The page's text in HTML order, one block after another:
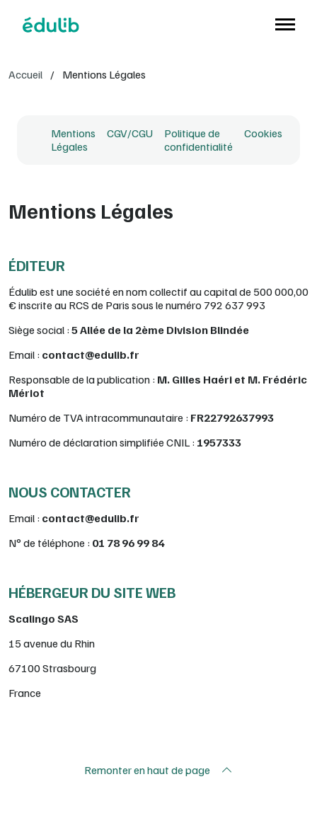
Accueil / Mentions Légales
Mentions
Légales
CGV/CGU
Politique de
confidentialité
Cookies
Mentions Légales
ÉDITEUR
Édulib est une société en nom collectif au capital de 500 000,00
€ inscrite au RCS de Paris sous le numéro 792 637 993
Siège social : 5 Allée de la 2ème Division Blindée
Email : contact@edulib.fr
Responsable de la publication : M. Gilles Haéri et M. Frédéric
Mériot
Numéro de TVA intracommunautaire : FR22792637993
Numéro de déclaration simplifiée CNIL : 1957333
NOUS CONTACTER
Email : contact@edulib.fr
N° de téléphone : 01 78 96 99 84
HÉBERGEUR DU SITE WEB
Scalingo SAS
15 avenue du Rhin
67100 Strasbourg
France
Remonter en haut de page